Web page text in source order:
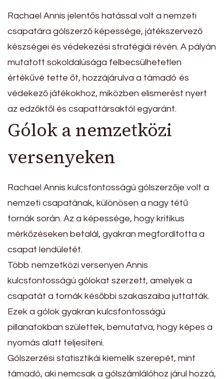
Rachael Annis jelentős hatással volt a nemzeti
csapatára gólszerző képessége, játékszervező
készségei és védekezési stratégiái révén. A pályán
mutatott sokoldalúsága felbecsülhetetlen
értékűvé tette őt, hozzájárulva a támadó és
védekező játékokhoz, miközben elismerést nyert
az edzőktől és csapattársaktól egyaránt.
Gólok a nemzetközi
versenyeken
Rachael Annis kulcsfontosságú gólszerzője volt a
nemzeti csapatának, különösen a nagy tétű
tornák során. Az a képessége, hogy kritikus
mérkőzéseken betalál, gyakran megfordította a
csapat lendületét.
Több nemzetközi versenyen Annis
kulcsfontosságú gólokat szerzett, amelyek a
csapatát a tornák későbbi szakaszaiba juttatták.
Ezek a gólok gyakran kulcsfontosságú
pillanatokban születtek, bemutatva, hogy képes a
nyomás alatt teljesíteni.
Gólszerzési statisztikái kiemelik szerepét, mint
támadó, aki nemcsak a gólszámlálóhoz járul hozzá,